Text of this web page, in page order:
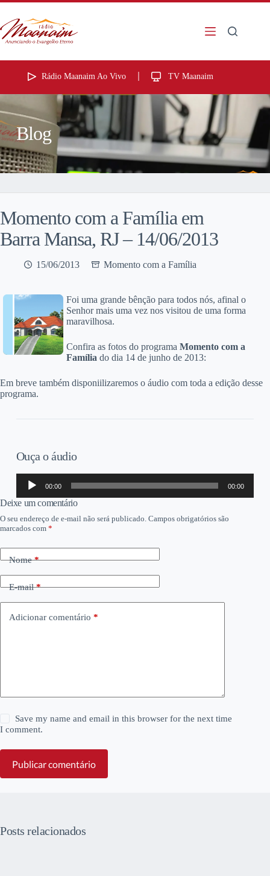
Rádio Maanaim Ao Vivo TV Maanaim
Blog
Momento com a Família em
Barra Mansa, RJ – 14/06/2013
15/06/2013 Momento com a Família
Foi uma grande bênção para todos nós, afinal o
Senhor mais uma vez nos visitou de uma forma
maravilhosa.
Confira as fotos do programa Momento com a
Família do dia 14 de junho de 2013:
Em breve também disponiilizaremos o áudio com toda a edição desse
programa.
Ouça o áudio
Tocador
áudio
00:00 00:00
Deixe um comentário
O seu endereço de e-mail não será publicado. Campos obrigatórios são
marcados com *
Nome*
E-mail*
Adicionar comentário *
Save my name and email in this browser for the next time
I comment.
Publicar comentário
Posts relacionados